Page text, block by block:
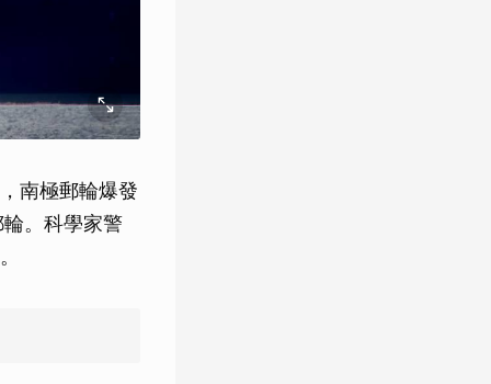
南極郵輪爆發
。科學家警